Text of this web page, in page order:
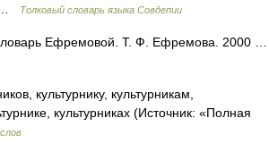
…
Толковый словарь языка Совдепии
Ефремовой. Т. Ф. Ефремова. 2000 …
культурнику, культурникам,
культурниках (Источник: «Полная